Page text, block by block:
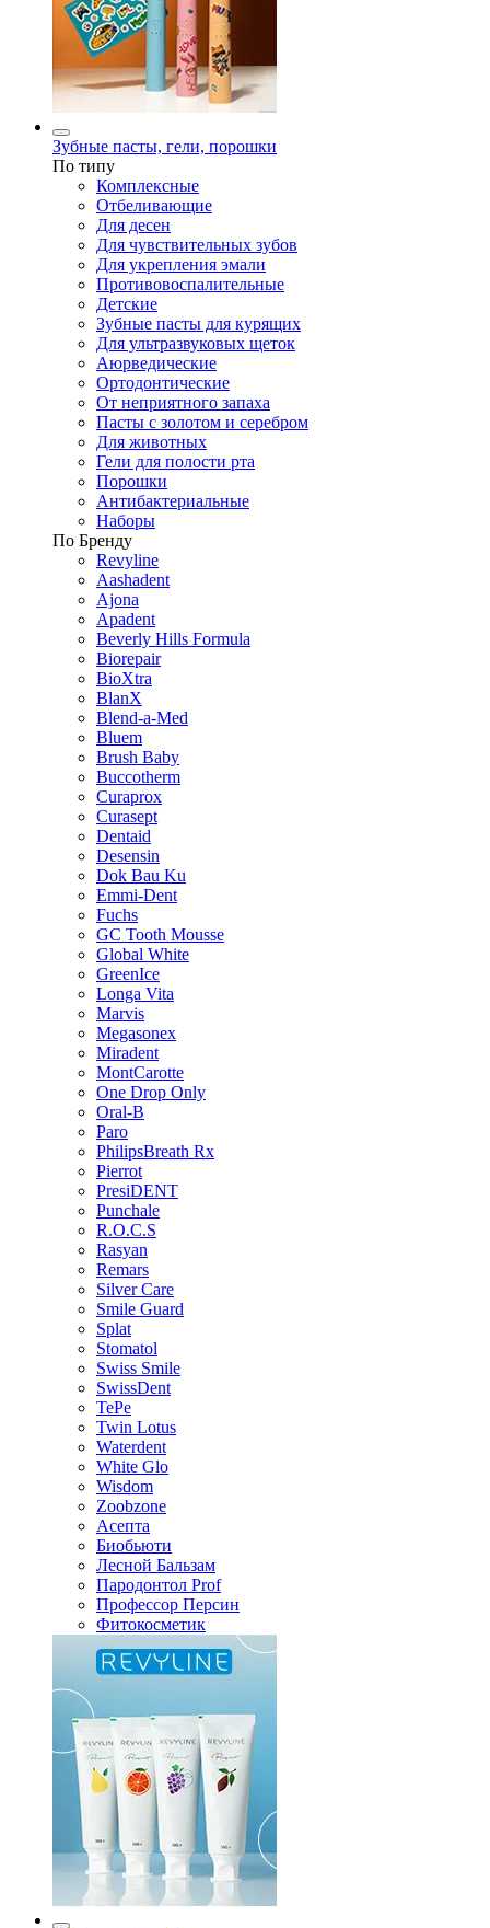
Зубные пасты, гели, порошки
По типу
Комплексные
Отбеливающие
Для десен
Для чувствительных зубов
Для укрепления эмали
Противовоспалительные
Детские
Зубные пасты для курящих
Для ультразвуковых щеток
Аюрведические
Ортодонтические
От неприятного запаха
Пасты с золотом и серебром
Для животных
Гели для полости рта
Порошки
Антибактериальные
Наборы
По Бренду
Revyline
Aashadent
Ajona
Apadent
Beverly Hills Formula
Biorepair
BioXtra
BlanX
Blend-a-Med
Bluem
Brush Baby
Buccotherm
Curaprox
Curasept
Dentaid
Desensin
Dok Bau Ku
Emmi-Dent
Fuchs
GC Tooth Mousse
Global White
GreenIce
Longa Vita
Marvis
Megasonex
Miradent
MontCarotte
One Drop Only
Oral-B
Paro
PhilipsBreath Rx
Pierrot
PresiDENT
Punchale
R.O.C.S
Rasyan
Remars
Silver Care
Smile Guard
Splat
Stomatol
Swiss Smile
SwissDent
TePe
Twin Lotus
Waterdent
White Glo
Wisdom
Zoobzone
Асепта
Биобьюти
Лесной Бальзам
Пародонтол Prof
Профессор Персин
Фитокосметик